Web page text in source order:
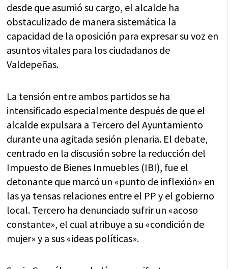
desde que asumió su cargo, el alcalde ha
obstaculizado de manera sistemática la
capacidad de la oposición para expresar su voz en
asuntos vitales para los ciudadanos de
Valdepeñas.
La tensión entre ambos partidos se ha
intensificado especialmente después de que el
alcalde expulsara a Tercero del Ayuntamiento
durante una agitada sesión plenaria. El debate,
centrado en la discusión sobre la reducción del
Impuesto de Bienes Inmuebles (IBI), fue el
detonante que marcó un «punto de inflexión» en
las ya tensas relaciones entre el PP y el gobierno
local. Tercero ha denunciado sufrir un «acoso
constante», el cual atribuye a su «condición de
mujer» y a sus «ideas políticas».